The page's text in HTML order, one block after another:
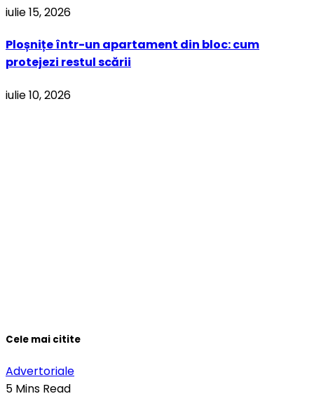
iulie 15, 2026
Ploșnițe într-un apartament din bloc: cum
protejezi restul scării
iulie 10, 2026
Cele mai citite
Advertoriale
5 Mins Read